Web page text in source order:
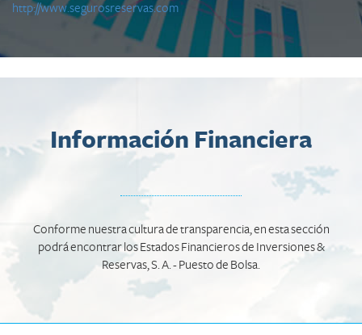
http://www.segurosreservas.com
Información Financiera
Conforme nuestra cultura de transparencia, en esta sección
podrá encontrar los Estados Financieros de Inversiones &
Reservas, S. A. - Puesto de Bolsa.